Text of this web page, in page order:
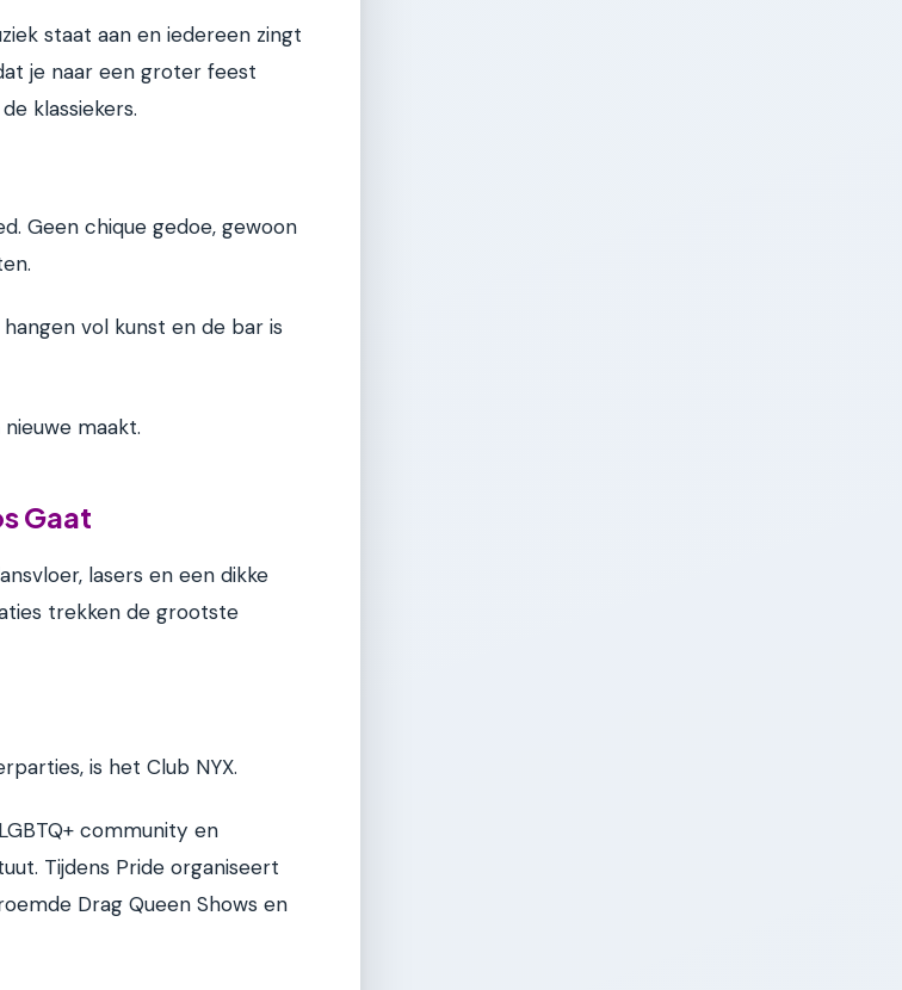
staat aan en iedereen zingt
je naar een groter feest
klassiekers.
Geen chique gedoe, gewoon
vol kunst en de bar is
maakt.
Gaat
lasers en een dikke
trekken de grootste
is het Club NYX.
community en
Tijdens Pride organiseert
Drag Queen Shows en